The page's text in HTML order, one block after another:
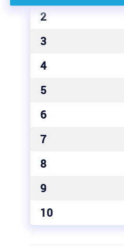
2
3
4
5
6
7
8
9
10